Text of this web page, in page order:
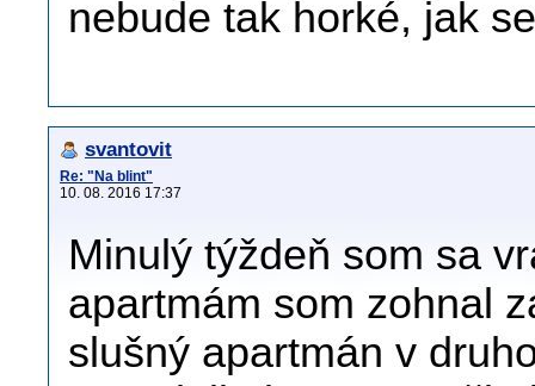
nebude tak horké, jak
svantovit
Re: "Na blint"
10. 08. 2016 17:37
Minulý týždeň som sa
apartmám som zohnal
slušný apartmán v